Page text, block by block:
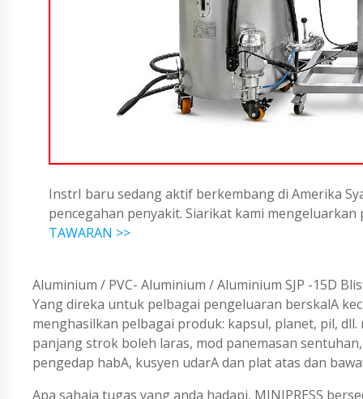
InstrI baru sedang aktif berkembang di Amerika
pencegahan penyakit. Siarikat kami
TAWARAN >>
Aluminium / PVC- Aluminium / Aluminium SJP -15D
Yang direka untuk pelbagai pengeluaran berskalA
menghasilkan pelbagai produk: kapsul, planet, pil,
panjang strok boleh laras, mod panemasan
pengedap habA, kusyen udarA dan plat atas dan
Apa sahaja tugas yang anda hadapi, MINIPRESS